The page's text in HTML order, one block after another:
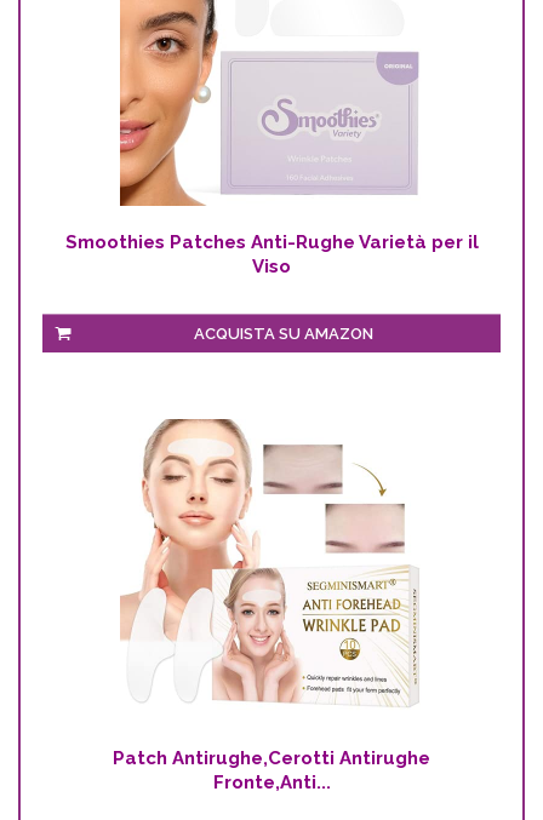
Smoothies Patches Anti-Rughe Varietà per il
Viso
ACQUISTA SU AMAZON
Patch Antirughe,Cerotti Antirughe
Fronte,Anti...